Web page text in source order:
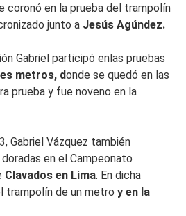
coronó en la prueba del trampolín
junto a Jesús Agúndez.
Gabriel participó enlas pruebas
metros, donde se quedó en las
prueba y fue noveno en la
Gabriel Vázquez también
en el Campeonato
Clavados en Lima. En dicha
trampolín de un metro y en la